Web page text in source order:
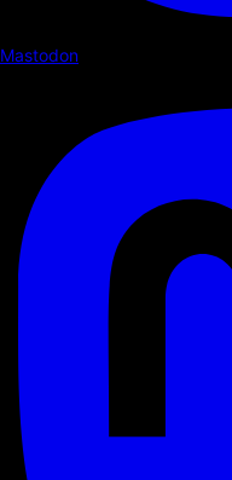
Mastodon